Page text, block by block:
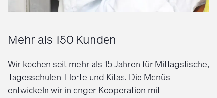
Mehr als 150 Kunden
Wir kochen seit mehr als 15 Jahren für Mittagstische,
Tagesschulen, Horte und Kitas. Die Menüs
entwickeln wir in enger Kooperation mit